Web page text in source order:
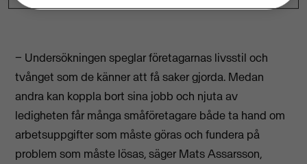
− Undersökningen speglar företagarnas livsstil och
tvånget som de känner att få saker gjorda. Medan
andra kan koppla bort sina jobb och njuta av
ledigheten får många småföretagare både ta hand om
arbetsuppgifter som måste göras och fundera på
problem som måste lösas, säger Mats Assarsson,